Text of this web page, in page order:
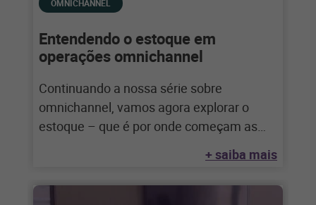
OMNICHANNEL
Entendendo o estoque em
operações omnichannel
Continuando a nossa série sobre
omnichannel, vamos agora explorar o
estoque – que é por onde começam as
+ saiba mais